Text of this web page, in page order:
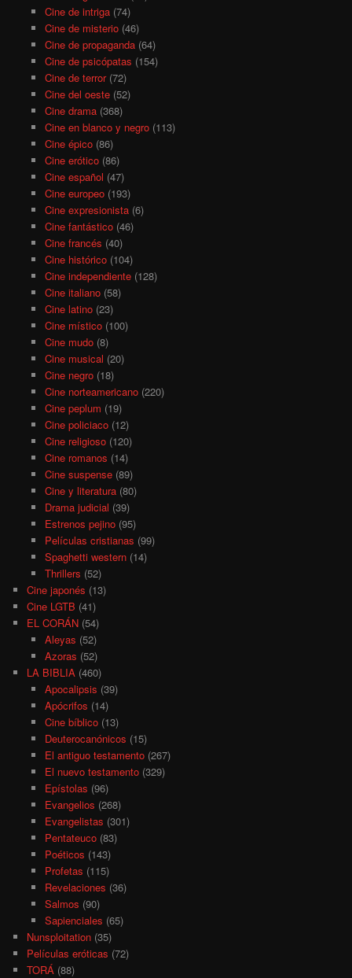
Cine de intriga(74)
Cine de misterio(46)
Cine de propaganda(64)
Cine de psicópatas (154)
Cine de terror(72)
Cine del oeste(52)
Cine drama(368)
Cine en blanco y negro(113)
Cine épico(86)
Cine erótico(86)
Cine español (47)
Cine europeo(193)
Cine expresionista(6)
Cine fantástico(46)
Cine francés (40)
Cine histórico(104)
Cine independiente(128)
Cine italiano(58)
Cine latino(23)
Cine místico(100)
Cine mudo(8)
Cine musical (20)
Cine negro(18)
Cine norteamericano(220)
Cine peplum (19)
Cine policiaco(12)
Cine religioso(120)
Cine romanos (14)
Cine suspense(89)
Cine y literatura(80)
Drama judicial (39)
Estrenos pejino(95)
Películas cristianas (99)
Spaghetti western(14)
Thrillers (52)
Cine japonés (13)
Cine LGTB (41)
EL CORÁN (54)
Aleyas (52)
Azoras (52)
LA BIBLIA (460)
Apocalipsis (39)
Apócrifos (14)
Cine bíblico(13)
Deuterocanónicos (15)
El antiguo testamento(267)
El nuevo testamento(329)
Epístolas (96)
Evangelios (268)
Evangelistas (301)
Pentateuco(83)
Poéticos (143)
Profetas (115)
Revelaciones (36)
Salmos (90)
Sapienciales (65)
Nunsploitation (35)
Películas eróticas (72)
TORÁ (88)